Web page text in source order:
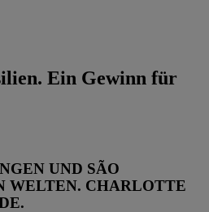
Ein Gewinn für
UND SÃO
WELTEN. CHARLOTTE